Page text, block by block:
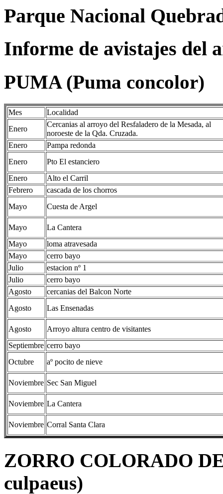
Parque Nacional
Informe de avistajes del
PUMA (Puma concolor)
Mes
Localidad
Enero
Cercanias al arroyo del Resfaladero de la Mesada, al
noroeste de la Qda. Cruzada.
Enero
Pampa redonda
Enero
Pto El estanciero
Enero
Alto el Carril
Febrero
cascada de los chorros
Mayo
Cuesta de Argel
Mayo
La Cantera
Mayo
loma atravesada
Mayo
cerro bayo
Julio
estacion nº 1
Julio
cerro bayo
Agosto
cercanias del Balcon Norte
Agosto
Las Ensenadas
Agosto
Arroyo altura centro de visitantes
Septiembre cerro bayo
Octubre
aº pocito de nieve
Noviembre Sec San Miguel
Noviembre La Cantera
Noviembre Corral Santa Clara
ZORRO COLORADO
culpaeus)